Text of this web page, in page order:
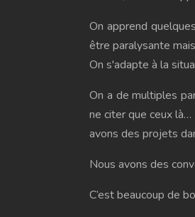
On apprend
être paralysante
On s'adapte à la
On a de multiples
ne citer que ceux
avons des projets
Nous avons des
C’est beaucoup de